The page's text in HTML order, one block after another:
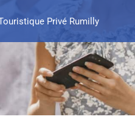
Privé Rumilly